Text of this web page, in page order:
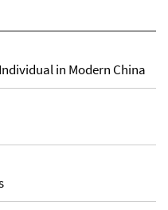
in Modern China